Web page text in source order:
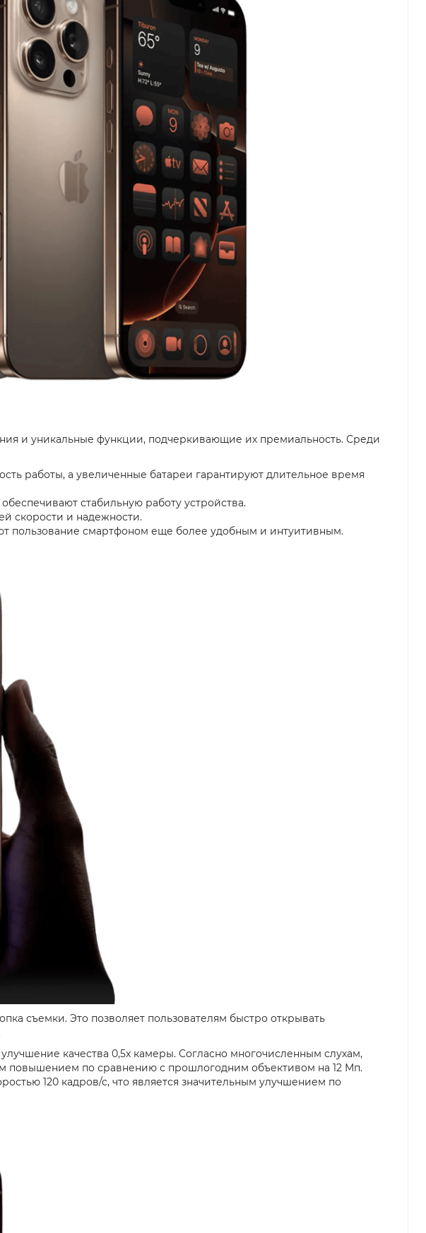
и уникальные функции, подчеркивающие их премиальность. Среди
работы, а увеличенные батареи гарантируют длительное время
стабильную работу устройства.
скорости и надежности.
пользование смартфоном еще более удобным и интуитивным.
съемки. Это позволяет пользователям быстро открывать
качества 0,5x камеры. Согласно многочисленным слухам,
повышением по сравнению с прошлогодним объективом на 12 Мп.
120 кадров/с, что является значительным улучшением по